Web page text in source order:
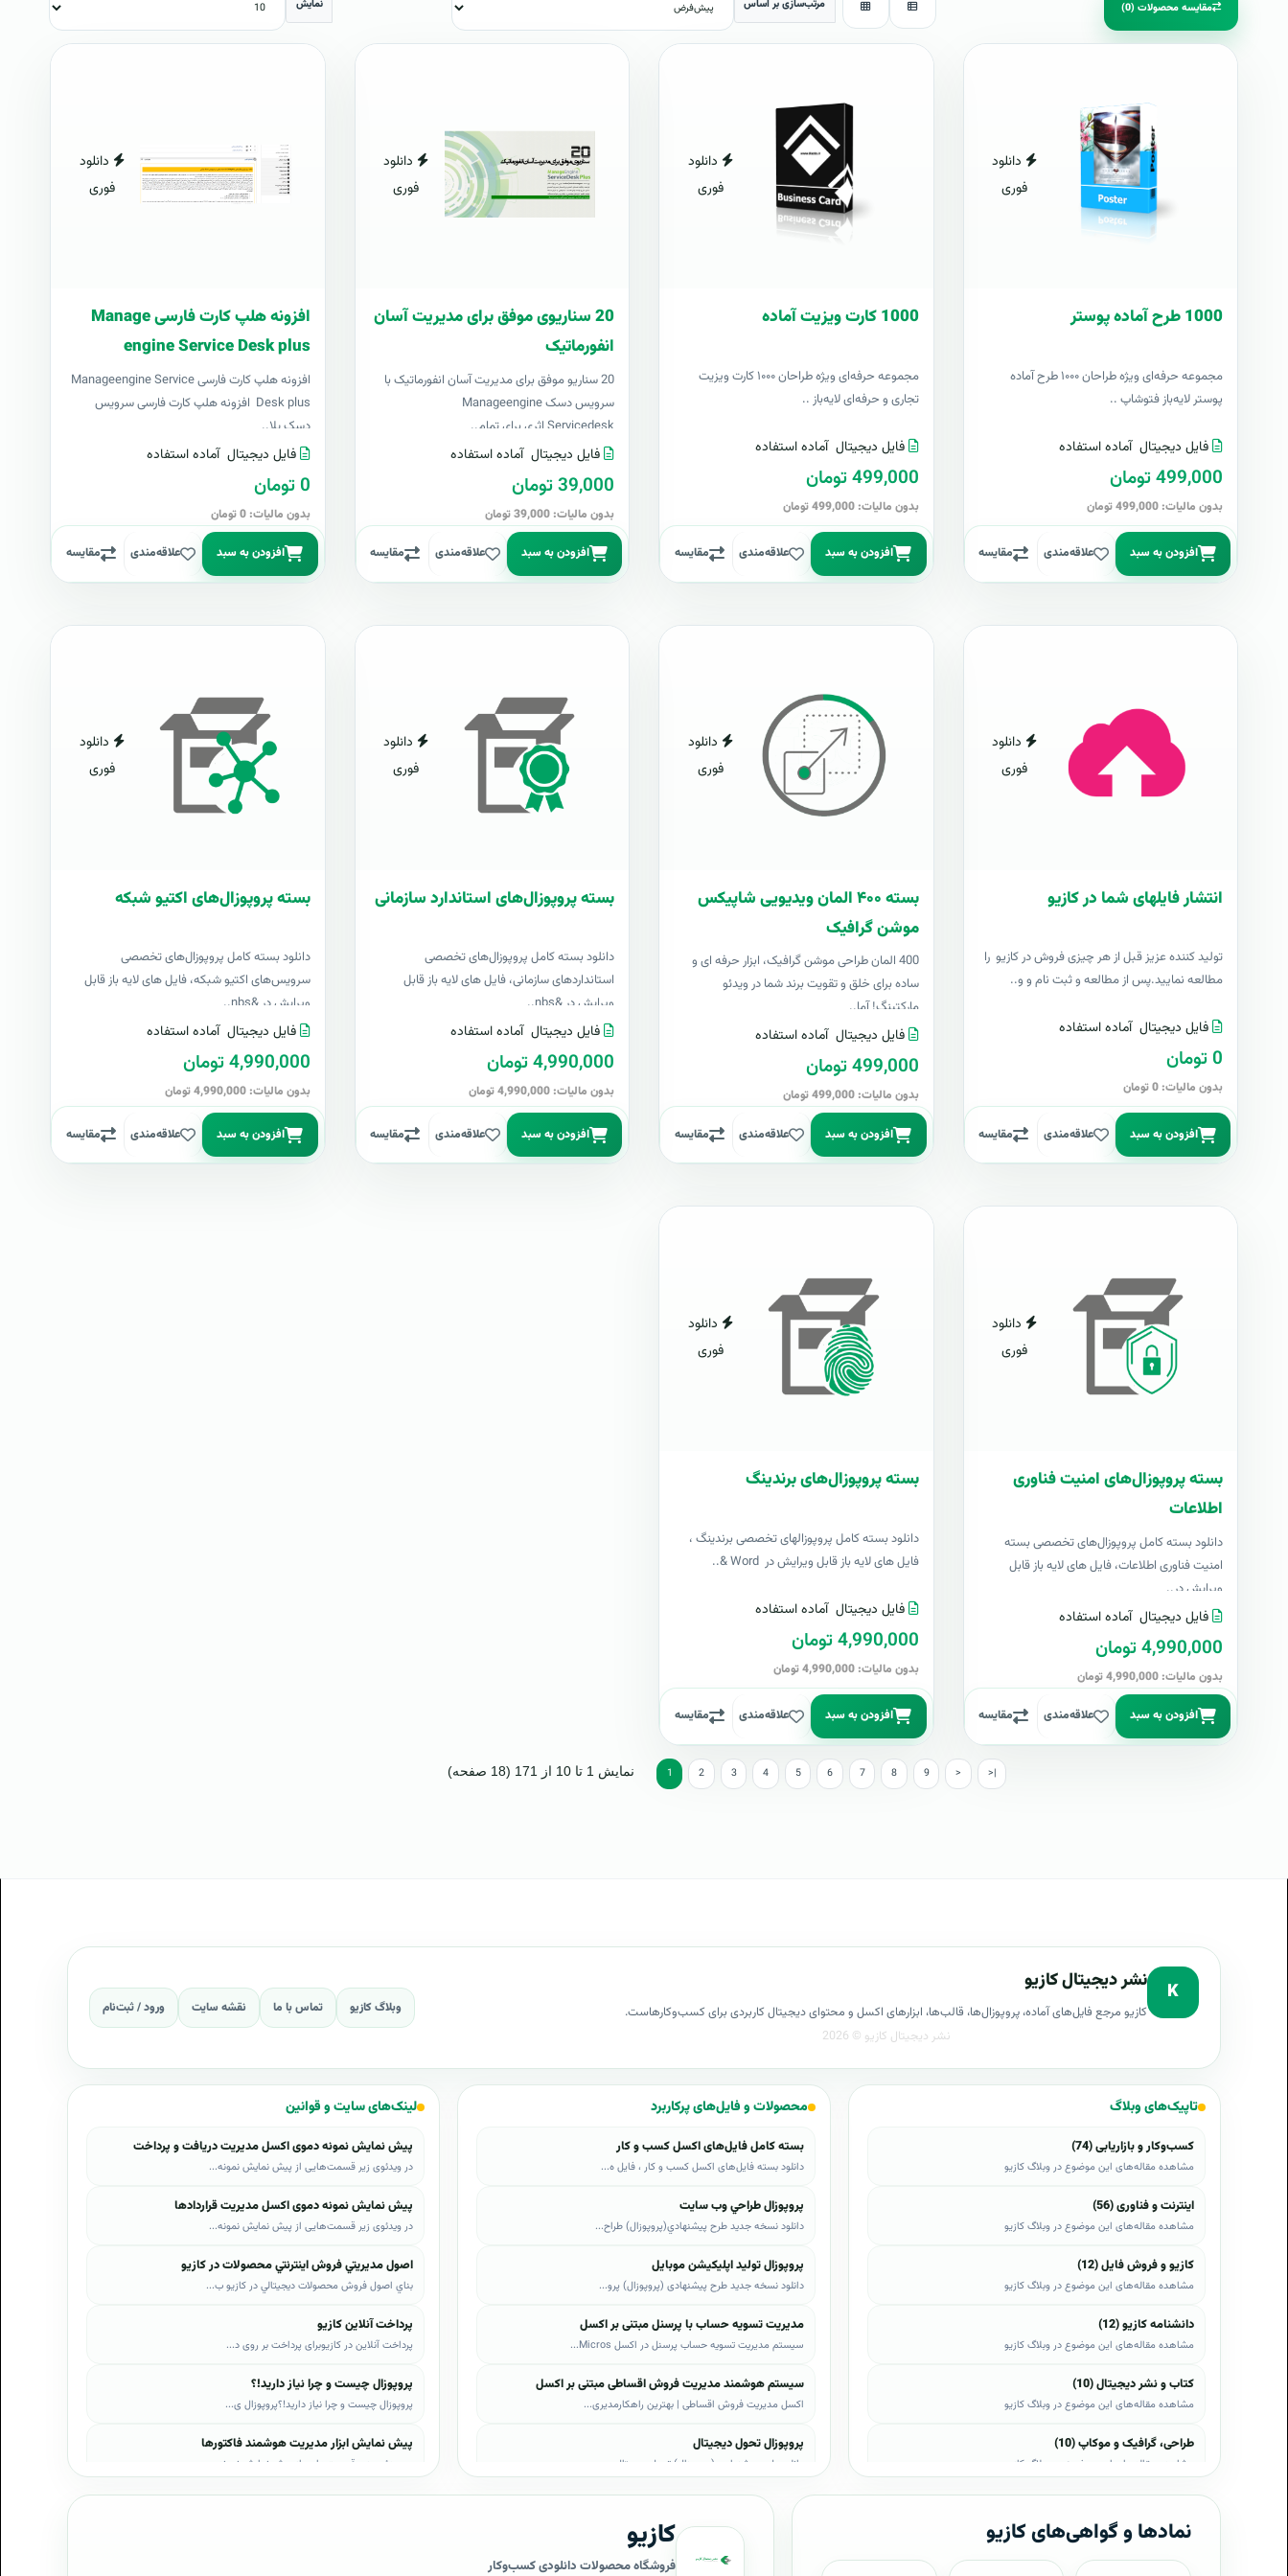
مقایسه محصولات (0) مرتب‌سازی بر اساس نمایش
دانلود
فوری
1000 طرح آماده پوستر
مجموعه حرفه‌ای ویژه طراحان ۱۰۰۰ طرح آماده
پوستر لایه‌باز فتوشاپ ..
فایل دیجیتال آماده استفاده
499,000 تومان
بدون مالیات: 499,000 تومان
افزودن به سبد علاقه‌مندی مقایسه
دانلود
فوری
1000 کارت ويزيت آماده
مجموعه حرفه‌ای ویژه طراحان ۱۰۰۰ کارت ویزیت
تجاری و حرفه‌ای لایه‌باز ..
فایل دیجیتال آماده استفاده
499,000 تومان
بدون مالیات: 499,000 تومان
افزودن به سبد علاقه‌مندی مقایسه
دانلود
فوری
20 سناریوی موفق برای مدیریت آسان
انفورماتیک
20 سناریو موفق برای مدیریت آسان انفورماتیک با
سرویس دسک Manageengine
Servicedesk اثری برای تمام..
فایل دیجیتال آماده استفاده
39,000 تومان
بدون مالیات: 39,000 تومان
افزودن به سبد علاقه‌مندی مقایسه
دانلود
فوری
افزونه هلپ کارت فارسی Manage
engine Service Desk plus
افزونه هلپ کارت فارسی Manageengine Service
Desk plus افزونه هلپ کارت فارسی سرویس
دسک پلا..
فایل دیجیتال آماده استفاده
0 تومان
بدون مالیات: 0 تومان
افزودن به سبد علاقه‌مندی مقایسه
دانلود
فوری
انتشار فایلهای شما در کازیو
توليد کننده عزيز قبل از هر چیزی فروش در کازیو را
مطالعه نمایید.پس از مطالعه و ثبت نام و و..
فایل دیجیتال آماده استفاده
0 تومان
بدون مالیات: 0 تومان
افزودن به سبد علاقه‌مندی مقایسه
دانلود
فوری
بسته ۴۰۰ المان ویدیویی شاپیکس
موشن گرافیک
400 المان طراحی موشن گرافیک، ابزار حرفه ای و
ساده برای خلق و تقویت برند شما در ویدئو
مارکتینگ! آما..
فایل دیجیتال آماده استفاده
499,000 تومان
بدون مالیات: 499,000 تومان
افزودن به سبد علاقه‌مندی مقایسه
دانلود
فوری
بسته پروپوزال‌های استاندارد سازمانی
دانلود بسته کامل پروپوزال‌های تخصصی
استانداردهای سازمانی، فایل های لایه باز قابل
ویرایش در &nbs..
فایل دیجیتال آماده استفاده
4,990,000 تومان
بدون مالیات: 4,990,000 تومان
افزودن به سبد علاقه‌مندی مقایسه
دانلود
فوری
بسته پروپوزال‌های اکتیو شبکه
دانلود بسته کامل پروپوزال‌های تخصصی
سرویس‌های اکتیو شبکه، فایل های لایه باز قابل
ویرایش در &nbs..
فایل دیجیتال آماده استفاده
4,990,000 تومان
بدون مالیات: 4,990,000 تومان
افزودن به سبد علاقه‌مندی مقایسه
دانلود
فوری
بسته پروپوزال‌های امنیت فناوری
اطلاعات
دانلود بسته کامل پروپوزال‌های تخصصی بسته
امنیت فناوری اطلاعات، فایل های لایه باز قابل
ویرایش در..
فایل دیجیتال آماده استفاده
4,990,000 تومان
بدون مالیات: 4,990,000 تومان
افزودن به سبد علاقه‌مندی مقایسه
دانلود
فوری
بسته پروپوزال‌های برندینگ
دانلود بسته کامل پروپوزالهای تخصصی برندینگ ،
فایل های لایه باز قابل ویرایش در Word &..
فایل دیجیتال آماده استفاده
4,990,000 تومان
بدون مالیات: 4,990,000 تومان
افزودن به سبد علاقه‌مندی مقایسه
1 2 3 4 5 6 7 8 9 > >| نمایش 1 تا 10 از 171 (18 صفحه)
K نشر دیجیتال کازیو
کازیو مرجع فایل‌های آماده، پروپوزال‌ها، قالب‌ها، ابزارهای اکسل و محتوای دیجیتال کاربردی برای کسب‌وکارهاست. وبلاگ کازیو تماس با ما نقشه سایت ورود / ثبت‌نام
تاپیک‌های وبلاگ
کسب‌وکار و بازاریابی (74)
مشاهده مقاله‌های این موضوع در وبلاگ کازیو
اینترنت و فناوری (56)
مشاهده مقاله‌های این موضوع در وبلاگ کازیو
کازیو و فروش فایل (12)
مشاهده مقاله‌های این موضوع در وبلاگ کازیو
دانشنامه کازیو (12)
مشاهده مقاله‌های این موضوع در وبلاگ کازیو
کتاب و نشر دیجیتال (10)
مشاهده مقاله‌های این موضوع در وبلاگ کازیو
طراحی، گرافیک و موکاپ (10)
مشاهده مقاله‌های این موضوع در وبلاگ کازیو
مشاهده مقاله‌های این موضوع در وبلاگ کازیو
موبایل و اندروید (6)
محصولات و فایل‌های پرکاربرد
بسته کامل فایل‌های اکسل کسب و کار
دانلود بسته فایل‌های اکسل کسب و کار ، فایل ه...
پروپوزال طراحي وب سايت
دانلود نسخه جدید طرح پيشنهادي(پروپوزال) طراح...
پروپوزال تولید اپلیکیشن موبایل
دانلود نسخه جدید طرح پیشنهادی (پروپوزال) پرو...
مدیریت تسویه حساب با پرسنل مبتنی بر اکسل
سیستم مدیریت تسویه حساب پرسنل در اکسل Micros...
سیستم هوشمند مدیریت فروش اقساطی مبتنی بر اکسل
اکسل مدیریت فروش اقساطی | بهترین راهکارمدیری...
پروپوزال تحول دیجیتال
دانلود طرح پیشنهادی (پروپوزال) تحول دیجیتال،...
پروپوزال AI
دانلود طرح پيشنهادي(پروپوزال) هوش مصنوعی (AI...
پروپوزال بیزاجی
لینک‌های سایت و قوانین
پیش نمایش نمونه دموی اکسل مدیریت دریافت و پرداخت
در ویدئوی زیر قسمت‌هایی از پیش نمایش نمونه...
پیش نمایش نمونه دموی اکسل مدیریت قراردادها
در ویدئوی زیر قسمت‌هایی از پیش نمایش نمونه...
اصول مديريتي فروش اينترنتي محصولات در کازيو
بناي اصول فروش محصولات ديجيتالي در کازيو ب...
پرداخت آنلاین کازیو
پرداخت آنلاین در کازیوبرای پرداخت بر روی د...
پروپوزال چیست و چرا نیاز دارید!؟
پروپوزال چیست و چرا نیاز دارید!؟پروپوزال ی...
پیش نمایش ابزار مدیریت هوشمند فاکتورها
در ویدئوی زیر قسمت‌هایی از پیش نمایش نمونه...
نمادها و گواهی‌های کازیو کازیو
فروشگاه محصولات دانلودی کسب‌وکار